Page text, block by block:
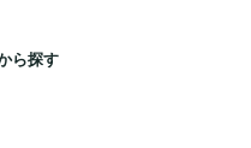
ら探す